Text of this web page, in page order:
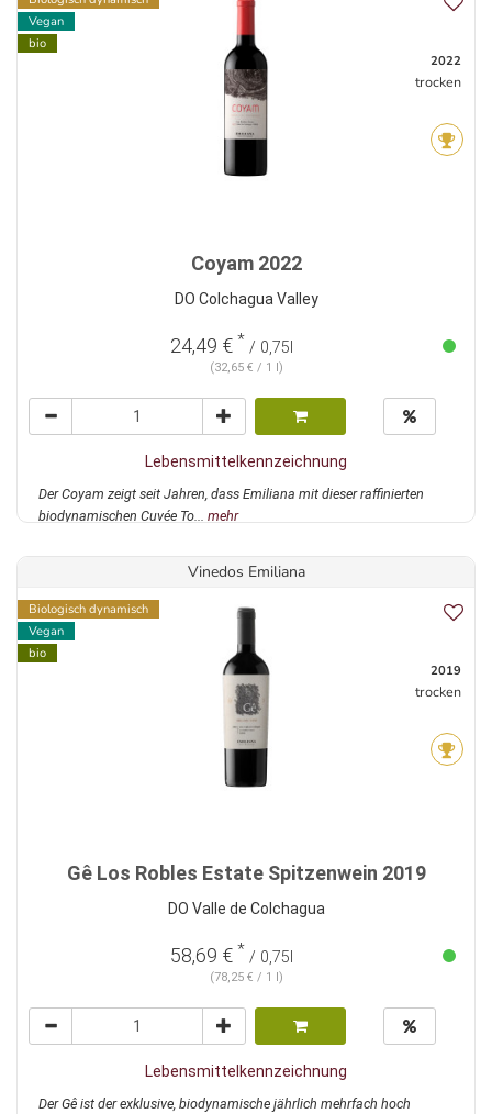
Vegan
bio
2022
trocken
Coyam 2022
DO Colchagua Valley
24,49 € * / 0,75l
(32,65 € / 1 l)
Lebensmittelkennzeichnung
Der Coyam zeigt seit Jahren, dass Emiliana mit dieser raffinierten
biodynamischen Cuvée To... mehr
Vinedos Emiliana
Biologisch dynamisch
Vegan
bio
2019
trocken
Gê Los Robles Estate Spitzenwein 2019
DO Valle de Colchagua
58,69 € * / 0,75l
(78,25 € / 1 l)
Lebensmittelkennzeichnung
Der Gê ist der exklusive, biodynamische jährlich mehrfach hoch